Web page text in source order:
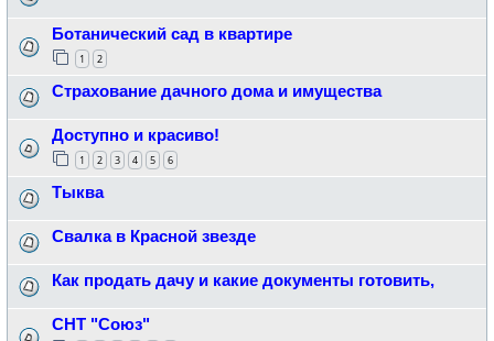
Ботанический сад в квартире
1 2
Страхование дачного дома и имущества
Доступно и красиво!
1 2 3 4 5 6
Тыква
Свалка в Красной звезде
Как продать дачу и какие документы готовить,
СНТ "Союз"